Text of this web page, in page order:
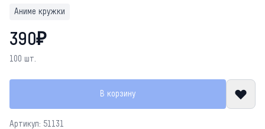
Аниме кружки
390₽
100 шт.
В корзину
Артикул: 51131